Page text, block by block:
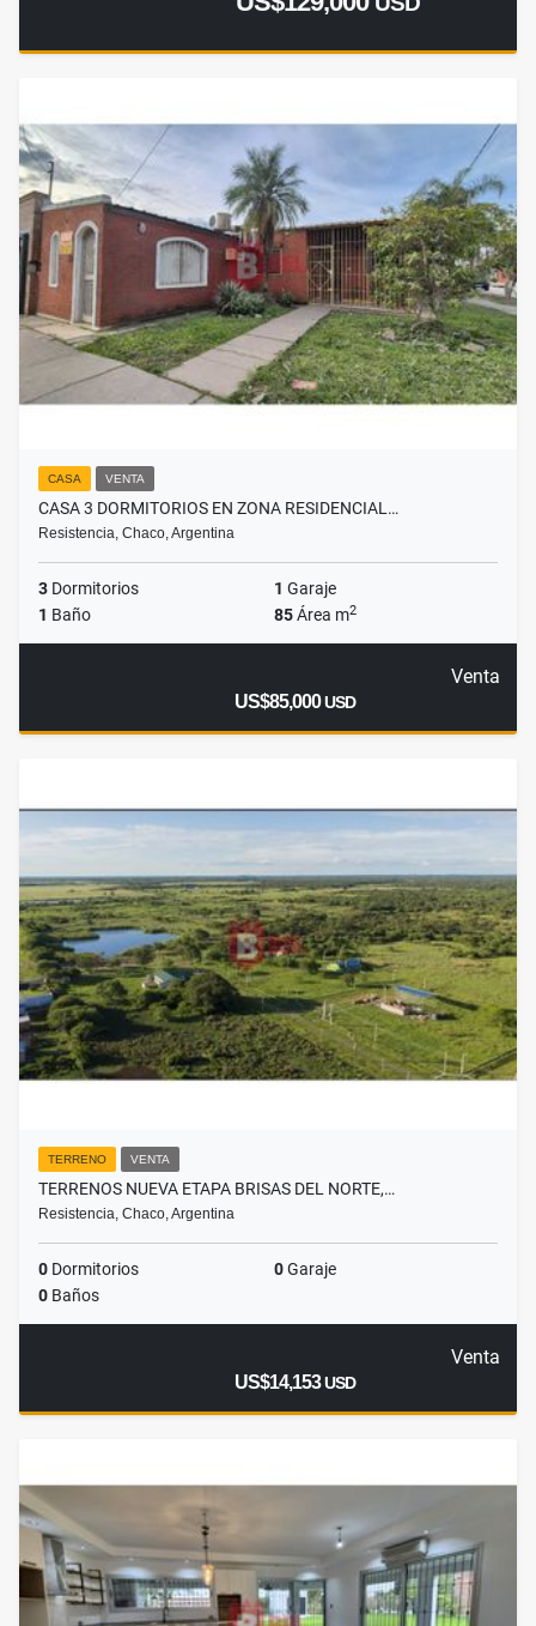
CASA VENTA
CASA 3 DORMITORIOS EN ZONA RESIDENCIAL…
Resistencia, Chaco, Argentina
3 Dormitorios 1 Garaje
1 Baño 85Área m2
Venta
US$85,000USD
TERRENO VENTA
TERRENOS NUEVA ETAPA BRISAS DEL NORTE,…
Resistencia, Chaco, Argentina
0 Dormitorios 0Garaje
0 Baños
Venta
US$14,153USD